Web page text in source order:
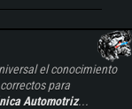
el conocimiento
para
Automotriz...